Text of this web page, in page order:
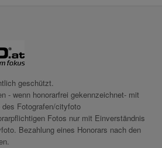
geschützt.
- wenn honorarfrei gekennzeichnet- mit
Fotografen/cityfoto
Fotos nur mit Einverständnis
Bezahlung eines Honorars nach den